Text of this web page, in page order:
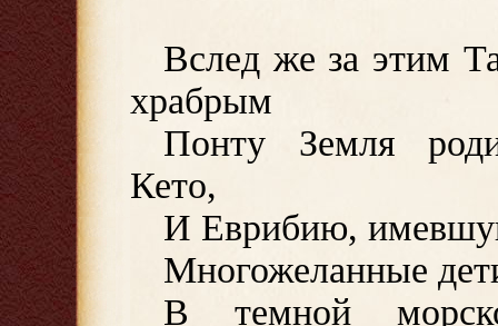
Вслед же за этим
храбрым
Понту Земля
Кето,
И Еврибию,
Многожеланные
В темной